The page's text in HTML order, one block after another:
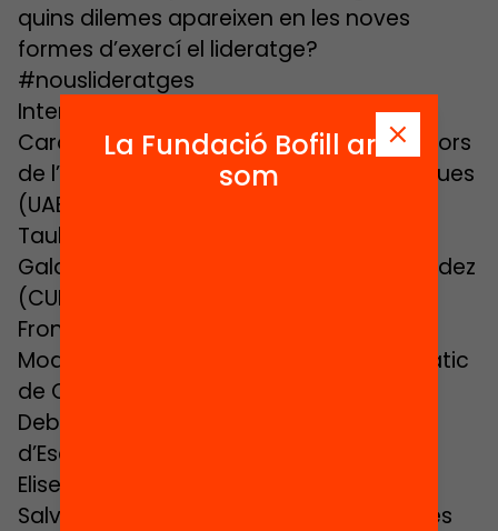
quins dilemes apareixen en les noves
formes d’exercí el lideratge?
#nouslideratges
Intervenen:
Carola Castellà i Marc Parés, investigadors
de l’Institut de Govern i Polítiques Públiques
(UAB)
Taula rodona: Carles Campuzano (CiU)
Gala Pin (activista veïnal), David Fernández
(CUP), Eloi Badia (d’Enginyers sense
Fronteres i portaveu d’Aigua és Vida)
Modera la taula: Joan Subirats. Catedràtic
de Ciència Política de la UAB.
Debat amb Fila 0: Jordi Valls (Federació
d’Escoltisme i Guiatge de Catalunya),
Elisenda Alamany (l’ALTRAVEU i CAV),
Salvador Grané (Minyons Escoltes i Guies
La Fundació Bofill ara
som